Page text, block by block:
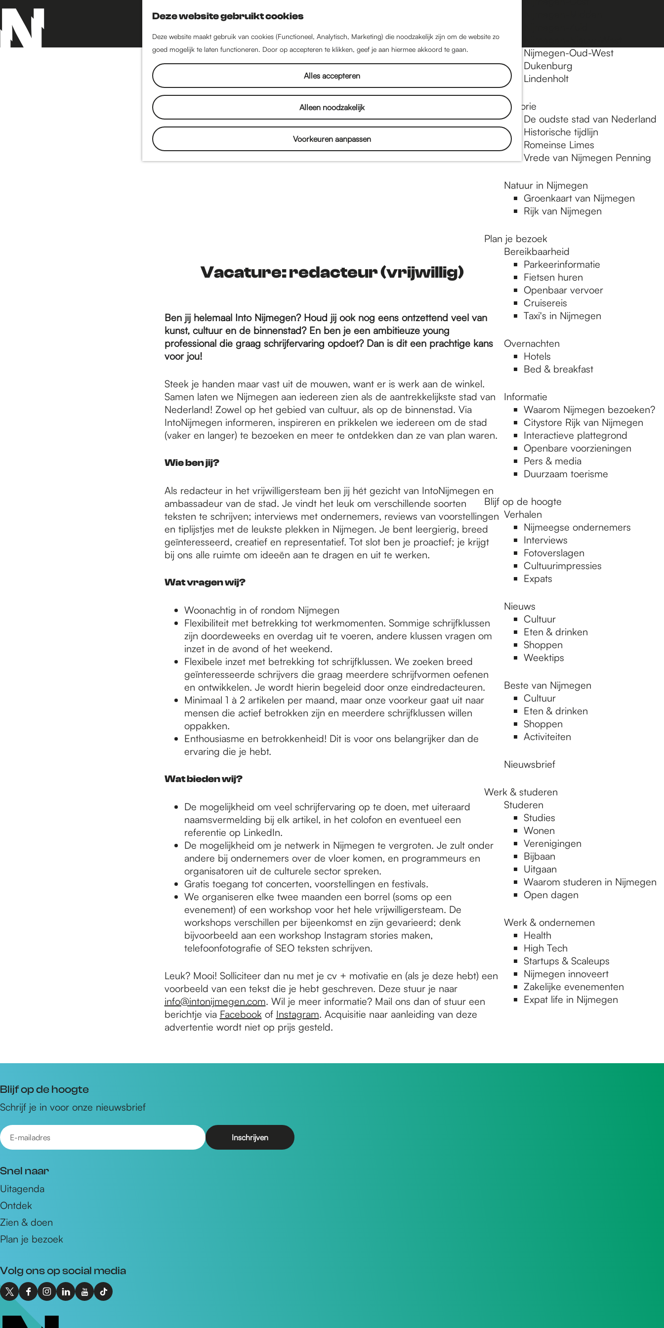
Deze website gebruikt cookies
Deze website maakt gebruik van cookies (Functioneel, Analytisch, Marketing) die noodzakelijk zijn om de website zo
goed mogelijk te laten functioneren. Door op accepteren te klikken, geef je aan hiermee akkoord te gaan.
Alles accepteren
Alleen noodzakelijk
Voorkeuren aanpassen
o
e
k
n
a
a
r
M
n
Nijmegen-Oud-West
Dukenburg
Lindenholt
Historie
De oudste stad van Nederland
Historische tijdlijn
Romeinse Limes
Vrede van Nijmegen Penning
Natuur in Nijmegen
Groenkaart van Nijmegen
Rijk van Nijmegen
Plan je bezoek
Bereikbaarheid
Parkeerinformatie
Fietsen huren
Openbaar vervoer
Cruisereis
Taxi's in Nijmegen
Overnachten
Hotels
Bed & breakfast
Informatie
Waarom Nijmegen bezoeken?
Citystore Rijk van Nijmegen
Interactieve plattegrond
Openbare voorzieningen
Pers & media
Duurzaam toerisme
Blijf op de hoogte
Verhalen
Nijmeegse ondernemers
Interviews
Fotoverslagen
Cultuurimpressies
Expats
Nieuws
Cultuur
Eten & drinken
Shoppen
Weektips
Beste van Nijmegen
Cultuur
Eten & drinken
Shoppen
Activiteiten
Nieuwsbrief
Werk & studeren
Studeren
Studies
Wonen
Verenigingen
Bijbaan
Uitgaan
Waarom studeren in Nijmegen
Open dagen
Werk & ondernemen
Health
High Tech
Startups & Scaleups
Nijmegen innoveert
Zakelijke evenementen
Expat life in Nijmegen
Vacature: redacteur (vrijwillig)
Ben jij helemaal Into Nijmegen? Houd jij ook nog eens ontzettend veel van
kunst, cultuur en de binnenstad? En ben je een ambitieuze young
professional die graag schrijfervaring opdoet? Dan is dit een prachtige kans
voor jou!
Steek je handen maar vast uit de mouwen, want er is werk aan de winkel.
Samen laten we Nijmegen aan iedereen zien als de aantrekkelijkste stad van
Nederland! Zowel op het gebied van cultuur, als op de binnenstad. Via
IntoNijmegen informeren, inspireren en prikkelen we iedereen om de stad
(vaker en langer) te bezoeken en meer te ontdekken dan ze van plan waren.
Wie ben jij?
Als redacteur in het vrijwilligersteam ben jij hét gezicht van IntoNijmegen en
ambassadeur van de stad. Je vindt het leuk om verschillende soorten
teksten te schrijven; interviews met ondernemers, reviews van voorstellingen
en tiplijstjes met de leukste plekken in Nijmegen. Je bent leergierig, breed
geïnteresseerd, creatief en representatief. Tot slot ben je proactief; je krijgt
bij ons alle ruimte om ideeën aan te dragen en uit te werken.
Wat vragen wij?
Woonachtig in of rondom Nijmegen
Flexibiliteit met betrekking tot werkmomenten. Sommige schrijfklussen
zijn doordeweeks en overdag uit te voeren, andere klussen vragen om
inzet in de avond of het weekend.
Flexibele inzet met betrekking tot schrijfklussen. We zoeken breed
geïnteresseerde schrijvers die graag meerdere schrijfvormen oefenen
en ontwikkelen. Je wordt hierin begeleid door onze eindredacteuren.
Minimaal 1 à 2 artikelen per maand, maar onze voorkeur gaat uit naar
mensen die actief betrokken zijn en meerdere schrijfklussen willen
oppakken.
Enthousiasme en betrokkenheid! Dit is voor ons belangrijker dan de
ervaring die je hebt.
Wat bieden wij?
De mogelijkheid om veel schrijfervaring op te doen, met uiteraard
naamsvermelding bij elk artikel, in het colofon en eventueel een
referentie op LinkedIn.
De mogelijkheid om je netwerk in Nijmegen te vergroten. Je zult onder
andere bij ondernemers over de vloer komen, en programmeurs en
organisatoren uit de culturele sector spreken.
Gratis toegang tot concerten, voorstellingen en festivals.
We organiseren elke twee maanden een borrel (soms op een
evenement) of een workshop voor het hele vrijwilligersteam. De
workshops verschillen per bijeenkomst en zijn gevarieerd; denk
bijvoorbeeld aan een workshop Instagram stories maken,
telefoonfotografie of SEO teksten schrijven.
Leuk? Mooi! Solliciteer dan nu met je cv + motivatie en (als je deze hebt) een
voorbeeld van een tekst die je hebt geschreven. Deze stuur je naar
info@intonijmegen.com. Wil je meer informatie? Mail ons dan of stuur een
berichtje via Facebookof Instagram. Acquisitie naar aanleiding van deze
advertentie wordt niet op prijs gesteld.
Blijf op de hoogte
Schrijf je in voor onze nieuwsbrief
E
-
a
i
l
a
d
e
Snel naar
Uitagenda
Ontdek
Zien & doen
Plan je bezoek
Volg ons op social media
X
F
a
I
L
Y
T